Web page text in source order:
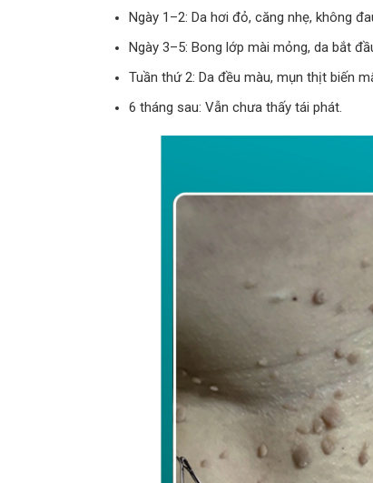
Ngày 1–2: Da hơi đỏ, căng nhẹ, không
Ngày 3–5: Bong lớp mài mỏng, da bắt
Tuần thứ 2: Da đều màu, mụn thịt biến
6 tháng sau: Vẫn chưa thấy tái phát.